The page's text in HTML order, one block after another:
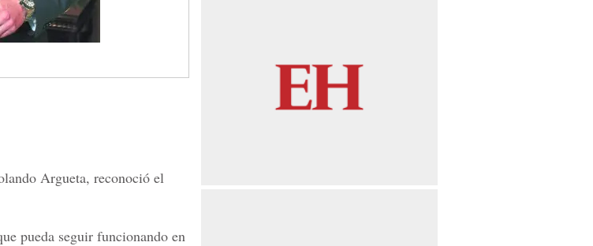
Argueta, reconoció el
pueda seguir funcionando en